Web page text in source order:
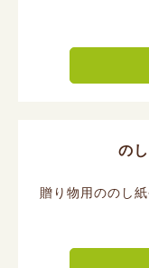
の
贈り物用ののし